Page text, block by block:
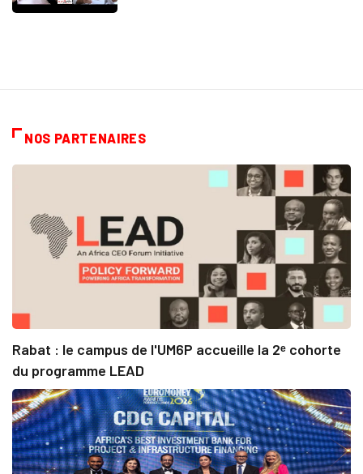
NOS PARTENAIRES
Rabat : le campus de l'UM6P accueille la 2ᵉ cohorte
du programme LEAD